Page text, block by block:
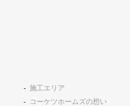
施工エリア
コーケツホームズの想い